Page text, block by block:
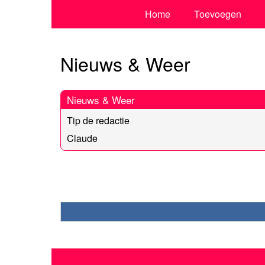
Home Toevoegen
Nieuws & Weer
Nieuws & Weer
Tip de redactie
Claude